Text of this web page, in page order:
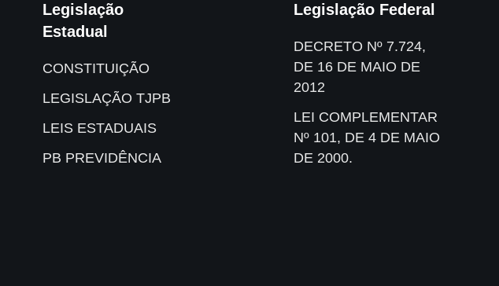
Legislação
Estadual
CONSTITUIÇÃO
LEGISLAÇÃO TJPB
LEIS ESTADUAIS
PB PREVIDÊNCIA
Legislação Federal
DECRETO Nº 7.724,
DE 16 DE MAIO DE
2012
LEI COMPLEMENTAR
Nº 101, DE 4 DE MAIO
DE 2000.